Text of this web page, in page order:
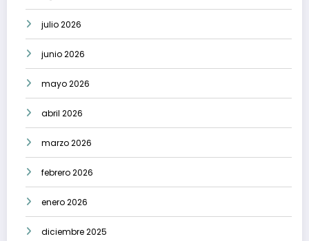
julio 2026
junio 2026
mayo 2026
abril 2026
marzo 2026
febrero 2026
enero 2026
diciembre 2025